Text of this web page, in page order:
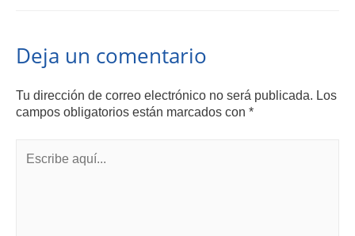
Deja un comentario
Tu dirección de correo electrónico no será publicada. Los
campos obligatorios están marcados con *